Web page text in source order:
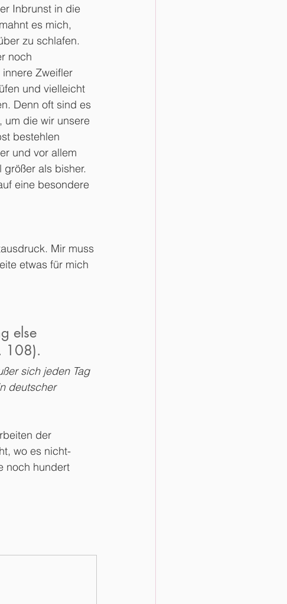
Inbrunst in die
es mich,
zu schlafen.
noch
Zweifler
und vielleicht
Denn oft sind es
um die wir unsere
bestehlen
und vor allem
als bisher.
eine besondere
Mir muss
etwas für mich
else
108).
sich jeden Tag
deutscher
der
wo es nicht-
noch hundert